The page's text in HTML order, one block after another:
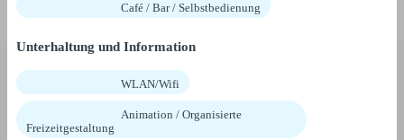
Café / Bar / Selbstbedienung
Unterhaltung und Information
WLAN/Wifi
Animation / Organisierte
Freizeitgestaltung